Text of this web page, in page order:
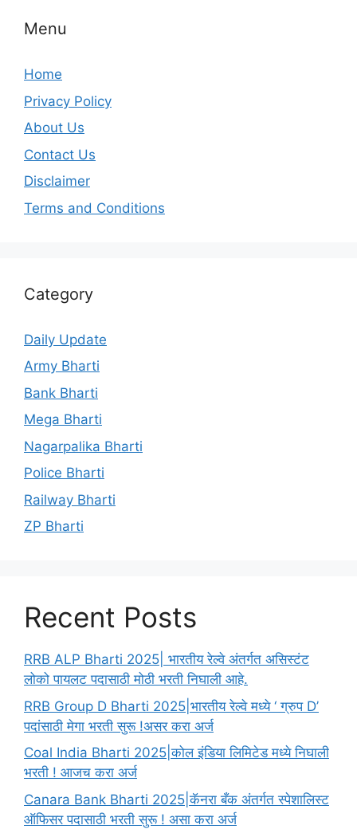
Menu
Home
Privacy Policy
About Us
Contact Us
Disclaimer
Terms and Conditions
Category
Daily Update
Army Bharti
Bank Bharti
Mega Bharti
Nagarpalika Bharti
Police Bharti
Railway Bharti
ZP Bharti
Recent Posts
RRB ALP Bharti 2025| भारतीय रेल्वे अंतर्गत असिस्टंट
लोको पायलट पदासाठी मोठी भरती निघाली आहे.
RRB Group D Bharti 2025|भारतीय रेल्वे मध्ये ‘ ग्रुप D’
पदांसाठी मेगा भरती सुरू !असर करा अर्ज
Coal India Bharti 2025|कोल इंडिया लिमिटेड मध्ये निघाली
भरती ! आजच करा अर्ज
Canara Bank Bharti 2025|कॅनरा बँक अंतर्गत स्पेशालिस्ट
ऑफिसर पदासाठी भरती सुरू ! असा करा अर्ज